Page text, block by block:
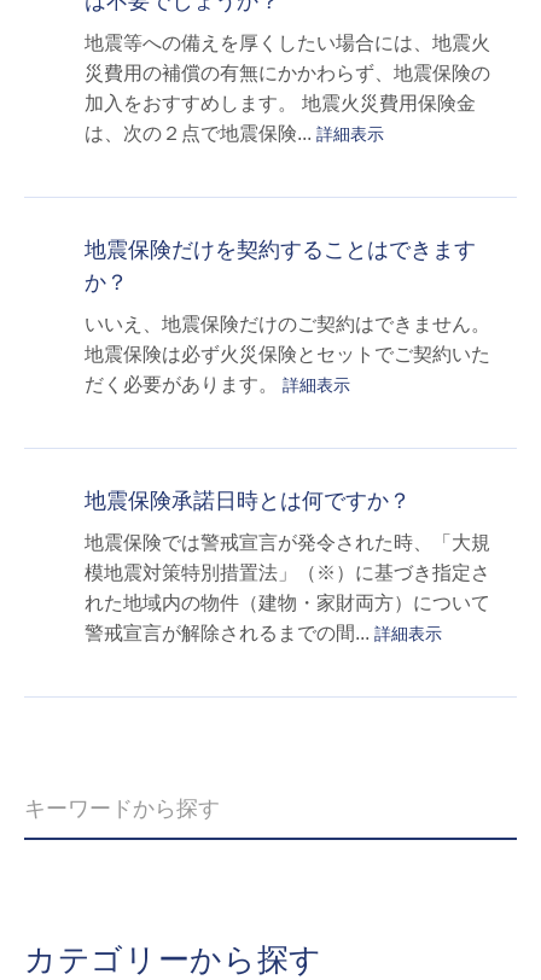
地震等への備えを厚くしたい場合には、地震火
災費用の補償の有無にかかわらず、地震保険の
加入をおすすめします。 地震火災費用保険金
は、次の２点で地震保険... 詳細表示
地震保険だけを契約することはできます
か？
いいえ、地震保険だけのご契約はできません。
地震保険は必ず火災保険とセットでご契約いた
だく必要があります。 詳細表示
地震保険承諾日時とは何ですか？
地震保険では警戒宣言が発令された時、「大規
模地震対策特別措置法」（※）に基づき指定さ
れた地域内の物件（建物・家財両方）について
警戒宣言が解除されるまでの間... 詳細表示
カテゴリーから探す